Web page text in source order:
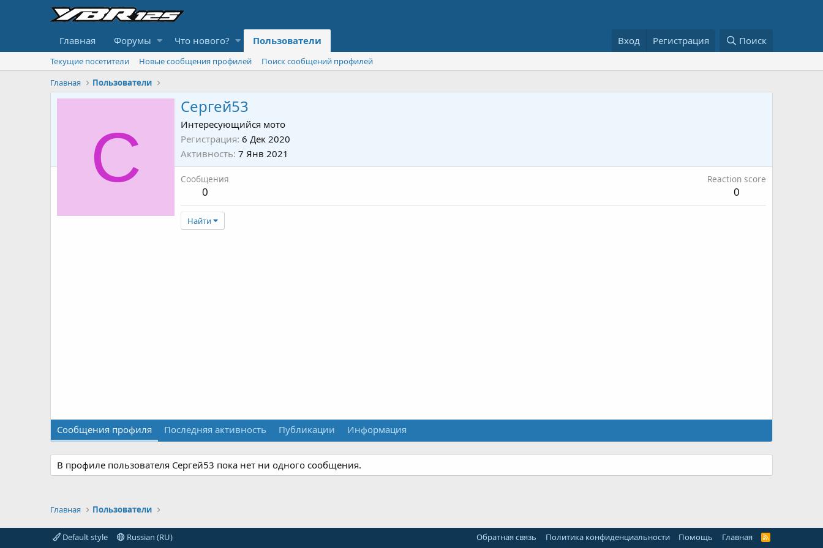
Главная Форумы Что нового? Пользователи Вход Регистрация Поиск
Текущие посетители Новые сообщения профилей
Поиск сообщений профилей
Главная
Пользователи
С
Сергей53
Интересующийся мото
Регистрация 6 Дек 2020
Активность 7 Янв 2021
Сообщения
0
Reaction score
0
Найти
Сообщения профиля Последняя активность Публикации Информация
В профиле пользователя Сергей53 пока нет ни одного сообщения.
Главная Пользователи
Default style Russian (RU) Обратная связь Политика конфиденциальности Помощь Главная
R